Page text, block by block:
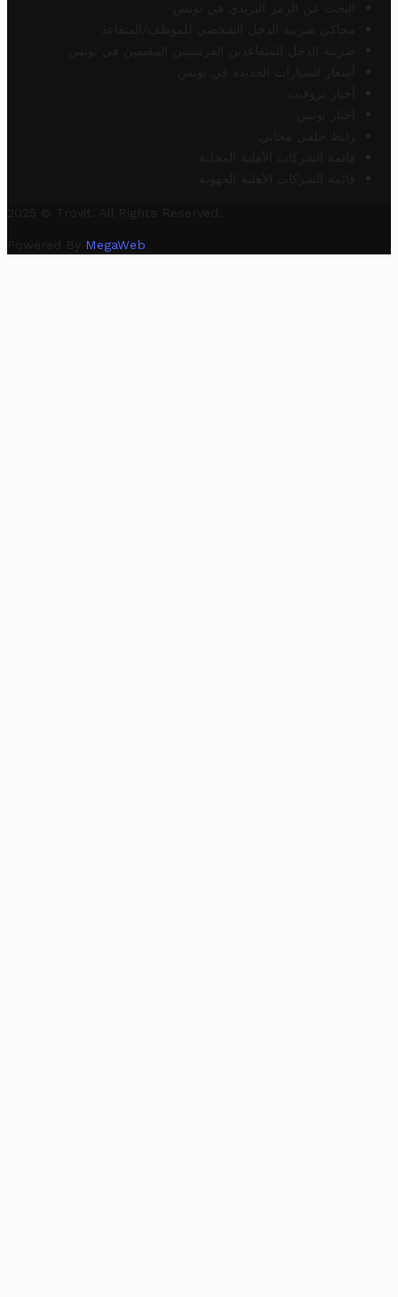
البحث عن الرمز البريدي في تونس
محاكي ضريبة الدخل الشخصي للموظف/المتقاعد
ضريبة الدخل للمتقاعدين الفرنسيين المقيمين في تونس
أسعار السيارات الجديدة في تونس
أخبار تروفيت
أخبار تونس
رابط خلفي مجاني
قائمة الشركات الأهلية المحلية
قائمة الشركات الأهلية الجهوية
2025 © Trovit. All Rights Reserved.
Powered By MegaWeb